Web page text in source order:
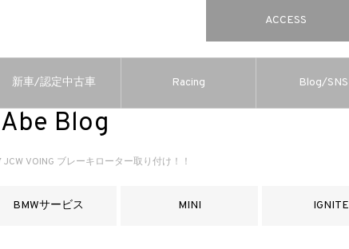
ACCESS
新車/認定中古車 Racing Blog/SNS
Abe Blog
JCW VOING ブレーキローター取り付け！！
BMWサービス MINI IGNITE